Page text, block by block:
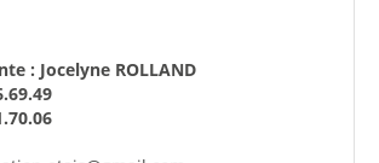
: Jocelyne ROLLAND